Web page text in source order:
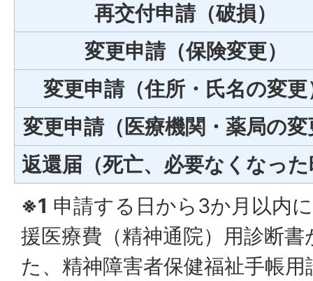
再交付申請（破損）
変更申請（保険変更）
変更申請（住所・氏名の変更
変更申請（医療機関・薬局の変
返還届（死亡、必要なくなっ
※1 申請する日から3か月以内
援医療費（精神通院）用診断
た、精神障害者保健福祉手帳